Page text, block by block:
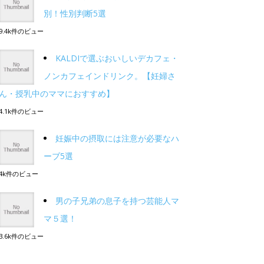
別！性別判断5選
件のビュー
KALDIで選ぶおいしいデカフェ・
ノンカフェインドリンク。【妊婦さ
・授乳中のママにおすすめ】
件のビュー
妊娠中の摂取には注意が必要なハ
ーブ5選
件のビュー
男の子兄弟の息子を持つ芸能人マ
マ５選！
件のビュー